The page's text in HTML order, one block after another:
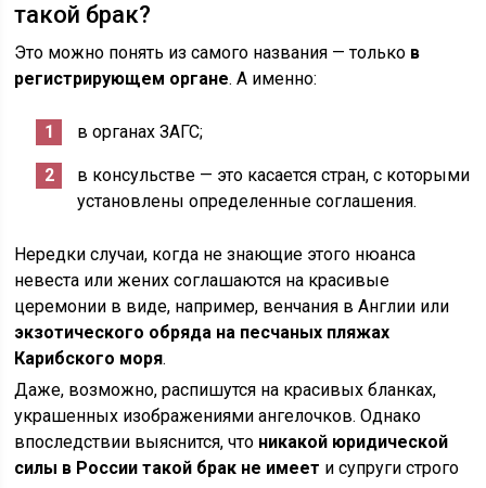
такой брак?
Это можно понять из самого названия — только в
регистрирующем органе. А именно:
в органах ЗАГС;
в консульстве — это касается стран, с которыми
установлены определенные соглашения.
Нередки случаи, когда не знающие этого нюанса
невеста или жених соглашаются на красивые
церемонии в виде, например, венчания в Англии или
экзотического обряда на песчаных пляжах
Карибского моря.
Даже, возможно, распишутся на красивых бланках,
украшенных изображениями ангелочков. Однако
впоследствии выяснится, что никакой юридической
силы в России такой брак не имеет и супруги строго